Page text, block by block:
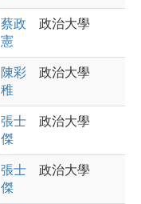
蔡政
憲
政治大學
陳彩
稚
政治大學
張士
傑
政治大學
張士
傑
政治大學